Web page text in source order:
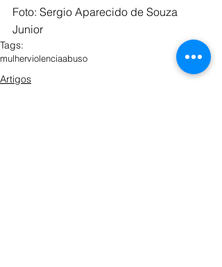
Foto: Sergio Aparecido de Souza
Junior
Tags:
mulherviolenciaabuso
Artigos